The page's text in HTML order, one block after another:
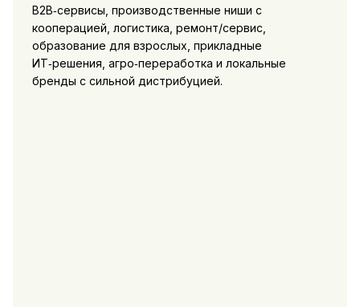
B2B‑сервисы, производственные ниши с
кооперацией, логистика, ремонт/сервис,
образование для взрослых, прикладные
ИТ‑решения, агро‑переработка и локальные
бренды с сильной дистрибуцией.